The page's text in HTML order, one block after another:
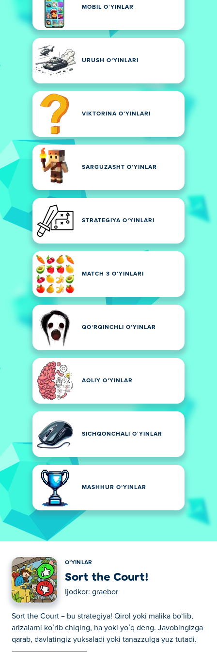
MOBIL OʻYINLAR
URUSH OʻYINLARI
VIKTORINA OʻYINLARI
SARGUZASHT OʻYINLAR
STRATEGIYA OʻYINLARI
MATCH 3 OʻYINLARI
QOʻRQINCHLI OʻYINLAR
AQLIY OʻYINLAR
SICHQONCHALI OʻYINLAR
MASHHUR OʻYINLAR
OʻYINLAR
Sort the Court!
Ijodkor: graebor
Sort the Court – bu strategiya! Qirol yoki malika boʻlib,
arizalarni koʻrib chiqing, ha yoki yoʻq deng. Javobingizga
qarab, davlatingiz yuksaladi yoki tanazzulga yuz tutadi.